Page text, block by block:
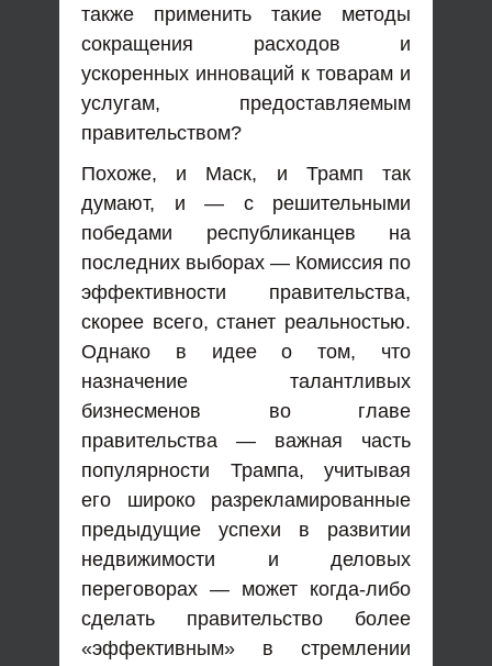
также применить такие методы
сокращения расходов и
ускоренных инноваций к товарам и
услугам, предоставляемым
правительством?
Похоже, и Маск, и Трамп так
думают, и — с решительными
победами республиканцев на
последних выборах — Комиссия по
эффективности правительства,
скорее всего, станет реальностью.
Однако в идее о том, что
назначение талантливых
бизнесменов во главе
правительства — важная часть
популярности Трампа, учитывая
его широко разрекламированные
предыдущие успехи в развитии
недвижимости и деловых
переговорах — может когда-либо
сделать правительство более
«эффективным» в стремлении